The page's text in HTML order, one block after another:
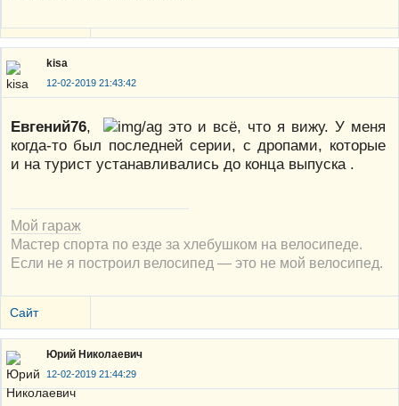
kisa
12-02-2019 21:43:42
Евгений76,
это и всё, что я вижу. У меня
когда-то был последней серии, с дропами, которые
и на турист устанавливались до конца выпуска .
Мой гараж
Мастер спорта по езде за хлебушком на велосипеде.
Если не я построил велосипед — это не мой велосипед.
Сайт
Юрий Николаевич
12-02-2019 21:44:29